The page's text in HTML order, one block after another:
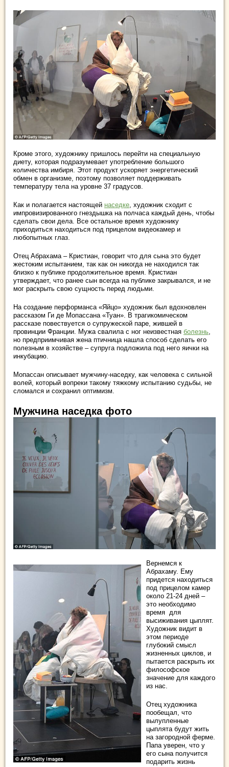
Кроме этого, художнику пришлось перейти на специальную
диету, которая подразумевает употребление большого
количества имбиря. Этот продукт ускоряет энергетический
обмен в организме, поэтому позволяет поддерживать
температуру тела на уровне 37 градусов.
Как и полагается настоящей наседке , художник сходит с
импровизированного гнездышка на полчаса каждый день, чтобы
сделать свои дела. Все остальное время художнику
приходиться находиться под прицелом видеокамер и
любопытных глаз.
Отец Абрахама – Кристиан, говорит что для сына это будет
жестоким испытанием, так как он никогда не находился так
близко к публике продолжительное время. Кристиан
утверждает, что ранее сын всегда на публике закрывался, и не
мог раскрыть свою сущность перед людьми.
На создание перформанса «Яйцо» художник был вдохновлен
рассказом Ги де Мопассана «Туан». В трагикомическом
рассказе повествуется о супружеской паре, жившей в
провинции Франции. Мужа свалила с ног неизвестная болезнь
но предприимчивая жена птичница нашла способ сделать его
полезным в хозяйстве – супруга подложила под него яички на
инкубацию.
Мопассан описывает мужчину-наседку, как человека с сильной
волей, который вопреки такому тяжкому испытанию судьбы, не
сломался и сохранил оптимизм.
Мужчина наседка фото
Вернемся к
Абрахаму. Ему
придется находиться
под прицелом камер
около 21-24 дней –
это необходимо
время для
высиживания цыплят.
Художник видит в
этом периоде
глубокий смысл
жизненных циклов, и
пытается раскрыть их
философское
значение для каждого
из нас.
Отец художника
пообещал, что
вылупленные
цыплята будут жить
на загородной ферме.
Папа уверен, что у
его сына получится
подарить жизнь